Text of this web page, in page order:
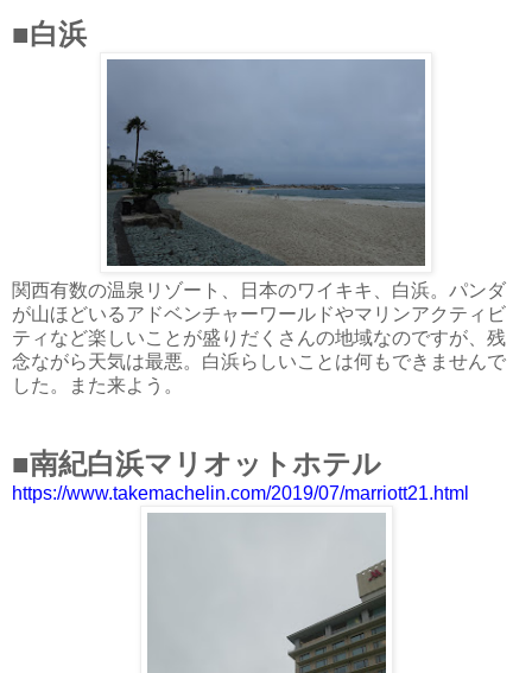
■白浜
関西有数の温泉リゾート、日本のワイキキ、白浜。パンダ
が山ほどいるアドベンチャーワールドやマリンアクティビ
ティなど楽しいことが盛りだくさんの地域なのですが、残
念ながら天気は最悪。白浜らしいことは何もできませんで
した。また来よう。
■南紀白浜マリオットホテル
https://www.takemachelin.com/2019/07/marriott21.html